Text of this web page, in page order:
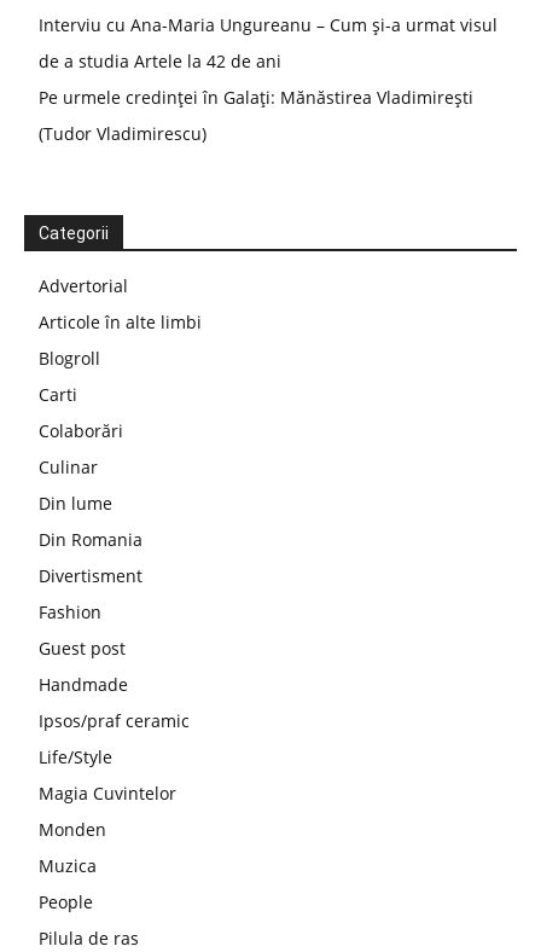
Interviu cu Ana-Maria Ungureanu – Cum și-a urmat visul
de a studia Artele la 42 de ani
Pe urmele credinței în Galați: Mănăstirea Vladimirești
(Tudor Vladimirescu)
Categorii
Advertorial
Articole în alte limbi
Blogroll
Carti
Colaborări
Culinar
Din lume
Din Romania
Divertisment
Fashion
Guest post
Handmade
Ipsos/praf ceramic
Life/Style
Magia Cuvintelor
Monden
Muzica
People
Pilula de ras